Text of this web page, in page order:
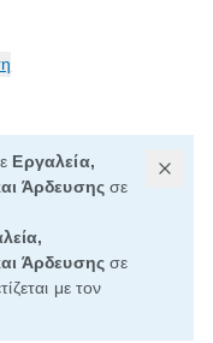
Εργαλεία,
Άρδευσης σε
Άρδευσης σε
με τον